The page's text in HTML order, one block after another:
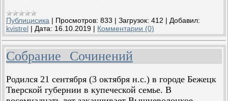
Публицисика | Просмотров: 833 | Загрузок: 412 | Добавил:
kvistrel | Дата: 16.10.2019 | Комментарии (0)
Собрание Сочинений
Родился 21 сентября (3 октября н.с.) в городе Бежецк
Тверской губернии в купеческой семье. В